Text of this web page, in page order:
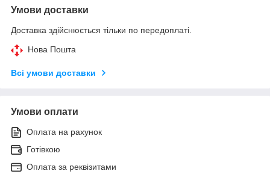
Умови доставки
Доставка здійснюється тільки по передоплаті.
Нова Пошта
Всі умови доставки
Умови оплати
Оплата на рахунок
Готівкою
Оплата за реквізитами